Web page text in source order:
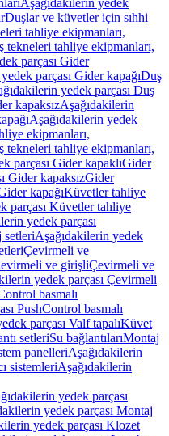
Aşağıdakilerin yedek
Duşlar ve küvetler için sıhhi
tahliye ekipmanları,
tekneleri tahliye ekipmanları,
parçası Gider
parçası Gider kapağıDuş
yedek parçası Duş
kapaksızAşağıdakilerin
Aşağıdakilerin yedek
ekipmanları,
tekneleri tahliye ekipmanları,
parçası Gider kapaklıGider
Gider kapaksızGider
kapağıKüvetler tahliye
parçası Küvetler tahliye
yedek parçası
setleriAşağıdakilerin yedek
Çevirmeli ve
ve girişliÇevirmeli ve
yedek parçası Çevirmeli
basmalı
PushControl basmalı
parçası Valf tapalıKüvet
setleriSu bağlantılarıMontaj
panelleriAşağıdakilerin
sistemleriAşağıdakilerin
yedek parçası
yedek parçası Montaj
yedek parçası Klozet